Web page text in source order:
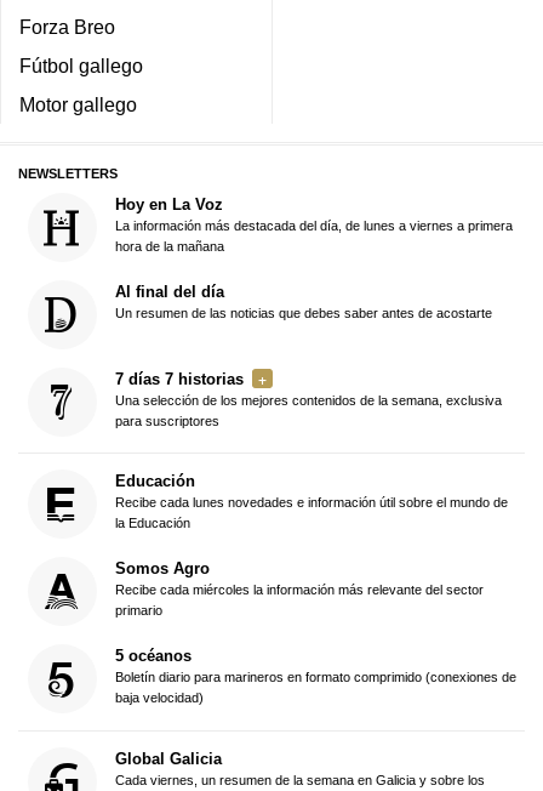
Forza Breo
Fútbol gallego
Motor gallego
NEWSLETTERS
Hoy en La Voz
La información más destacada del día, de lunes a viernes a primera
hora de la mañana
Al final del día
Un resumen de las noticias que debes saber antes de acostarte
7 días 7 historias
Una selección de los mejores contenidos de la semana, exclusiva
para suscriptores
Educación
Recibe cada lunes novedades e información útil sobre el mundo de
la Educación
Somos Agro
Recibe cada miércoles la información más relevante del sector
primario
5 océanos
Boletín diario para marineros en formato comprimido (conexiones de
baja velocidad)
Global Galicia
Cada viernes, un resumen de la semana en Galicia y sobre los